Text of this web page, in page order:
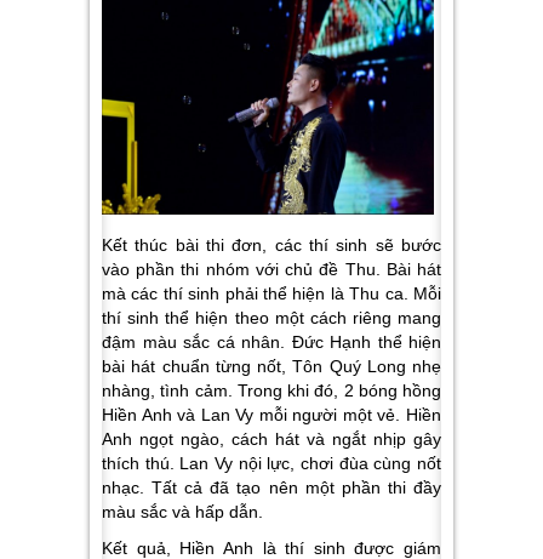
Kết thúc bài thi đơn, các thí sinh sẽ bước
vào phần thi nhóm với chủ đề Thu. Bài hát
mà các thí sinh phải thể hiện là Thu ca. Mỗi
thí sinh thể hiện theo một cách riêng mang
đậm màu sắc cá nhân. Đức Hạnh thể hiện
bài hát chuẩn từng nốt, Tôn Quý Long nhẹ
nhàng, tình cảm. Trong khi đó, 2 bóng hồng
Hiền Anh và Lan Vy mỗi người một vẻ. Hiền
Anh ngọt ngào, cách hát và ngắt nhịp gây
thích thú. Lan Vy nội lực, chơi đùa cùng nốt
nhạc. Tất cả đã tạo nên một phần thi đầy
màu sắc và hấp dẫn.
Kết quả, Hiền Anh là thí sinh được giám